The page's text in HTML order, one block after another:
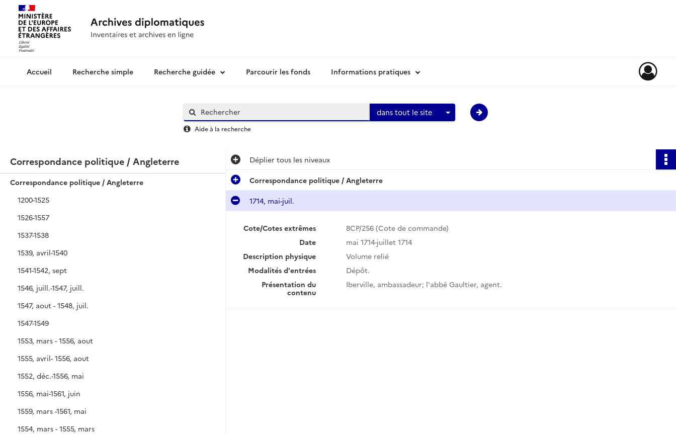
Archives diplomatiquesRecherche simple Recherche guidée Parcourir les fonds Informations pratiques
dans tout le site
Aide à la recherche
Correspondance politique / Angleterre
Correspondance politique / Angleterre
1200-1525
1526-1557
1537-1538
1539, avril-1540
1541-1542, sept
1546, juill.-1547, juill.
1547, aout - 1548, juil.
1547-1549
1553, mars - 1556, aout
1555, avril- 1556, aout
1552, déc.-1556, mai
1556, mai-1561, juin
1559, mars -1561, mai
1554, mars - 1555, mars
Déplier tous les niveaux
Correspondance politique / Angleterre
1714, mai-juil.
Cote/Cotes extrêmes
8CP/256 (Cote de commande)
Date
mai 1714-juillet 1714
Description physique
Volume relié
Modalités d'entrées
Dépôt.
Présentation du
contenu
Iberville, ambassadeur; l'abbé Gaultier, agent.